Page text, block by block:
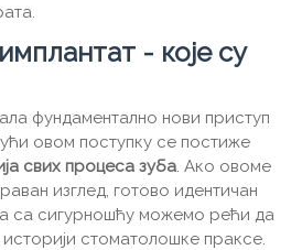
- које су
фундаментално нови приступ
овом поступку се постиже
свих процеса зуба. Ако овоме
изглед, готово идентичан
са сигурношћу можемо рећи да
стоматолошке праксе.